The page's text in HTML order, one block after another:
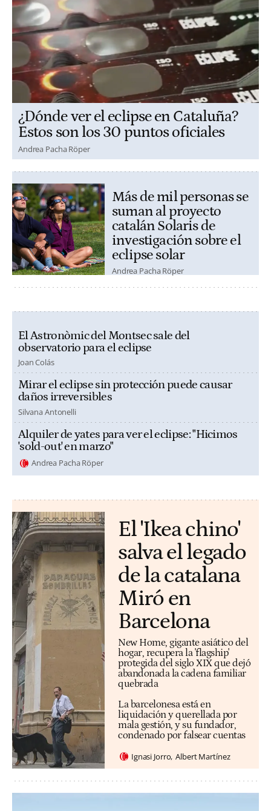
¿Dónde ver el eclipse en Cataluña?
Estos son los 30 puntos oficiales
Andrea Pacha Röper
Más de mil personas se
suman al proyecto
catalán Solaris de
investigación sobre el
eclipse solar
Andrea Pacha Röper
El Astronòmic del Montsec sale del
observatorio para el eclipse
Joan Colás
Mirar el eclipse sin protección puede causar
daños irreversibles
Silvana Antonelli
Alquiler de yates para ver el eclipse: "Hicimos
'sold-out' en marzo"
Andrea Pacha Röper
El 'Ikea chino'
salva el legado
de la catalana
Miró en
Barcelona
New Home, gigante asiático del
hogar, recupera la 'flagship'
protegida del siglo XIX que dejó
abandonada la cadena familiar
quebrada
La barcelonesa está en
liquidación y querellada por
mala gestión, y su fundador,
condenado por falsear cuentas
Ignasi Jorro Albert Martínez